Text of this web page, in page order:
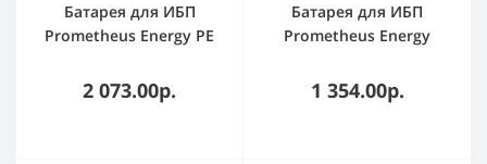
Батарея для ИБП
Prometheus Energy PE
2 073.00р.
Батарея для ИБП
Prometheus Energy
1 354.00р.